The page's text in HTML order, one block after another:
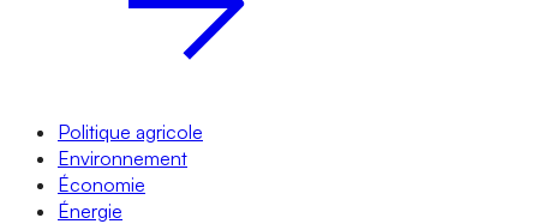
Politique agricole
Environnement
Économie
Énergie